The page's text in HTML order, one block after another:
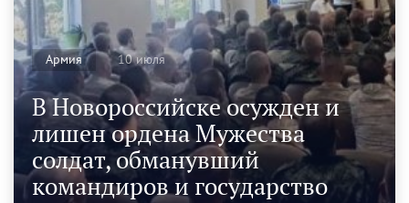
В Новороссийске осужден и
лишен ордена Мужества
солдат, обманувший
командиров и государство
Армия 10 июля